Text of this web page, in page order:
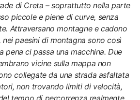
di Creta – soprattutto nella parte
piccole e piene di curve, senza
Attraversano montagne e cadono
nei paesini di montagna sono così
pena ci passa una macchina. Due
vicine sulla mappa non
collegate da una strada asfaltata
non trovando limiti di velocità,
tempo di percorrenza realmente